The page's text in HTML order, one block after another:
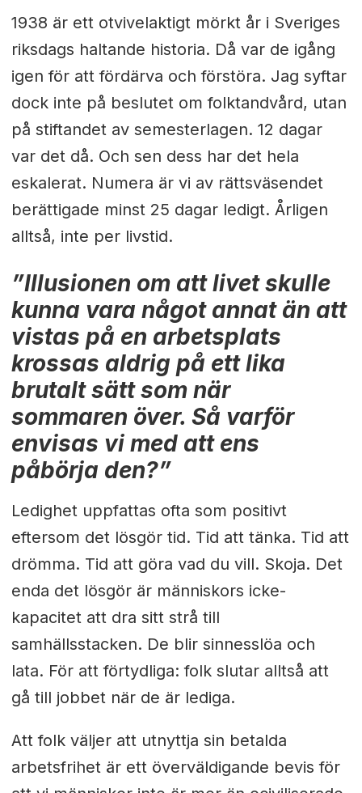
1938 är ett otvivelaktigt mörkt år i Sveriges
riksdags haltande historia. Då var de igång
igen för att fördärva och förstöra. Jag syftar
dock inte på beslutet om folktandvård, utan
på stiftandet av semesterlagen. 12 dagar
var det då. Och sen dess har det hela
eskalerat. Numera är vi av rättsväsendet
berättigade minst 25 dagar ledigt. Årligen
alltså, inte per livstid.
”Illusionen om att livet skulle
kunna vara något annat än att
vistas på en arbetsplats
krossas aldrig på ett lika
brutalt sätt som när
sommaren över. Så varför
envisas vi med att ens
påbörja den?”
Ledighet uppfattas ofta som positivt
eftersom det lösgör tid. Tid att tänka. Tid att
drömma. Tid att göra vad du vill. Skoja. Det
enda det lösgör är människors icke-
kapacitet att dra sitt strå till
samhällsstacken. De blir sinnesslöa och
lata. För att förtydliga: folk slutar alltså att
gå till jobbet när de är lediga.
Att folk väljer att utnyttja sin betalda
arbetsfrihet är ett överväldigande bevis för